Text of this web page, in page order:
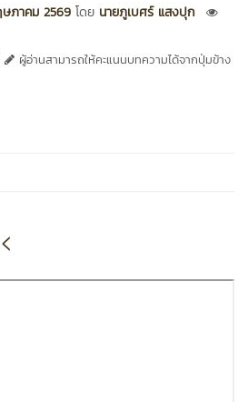
ภาคม 2569 โดย นายภูเบศร์ แสงปุก
ผู้อ่านสามารถให้คะแนนบทความได้จากปุ่มข้าง